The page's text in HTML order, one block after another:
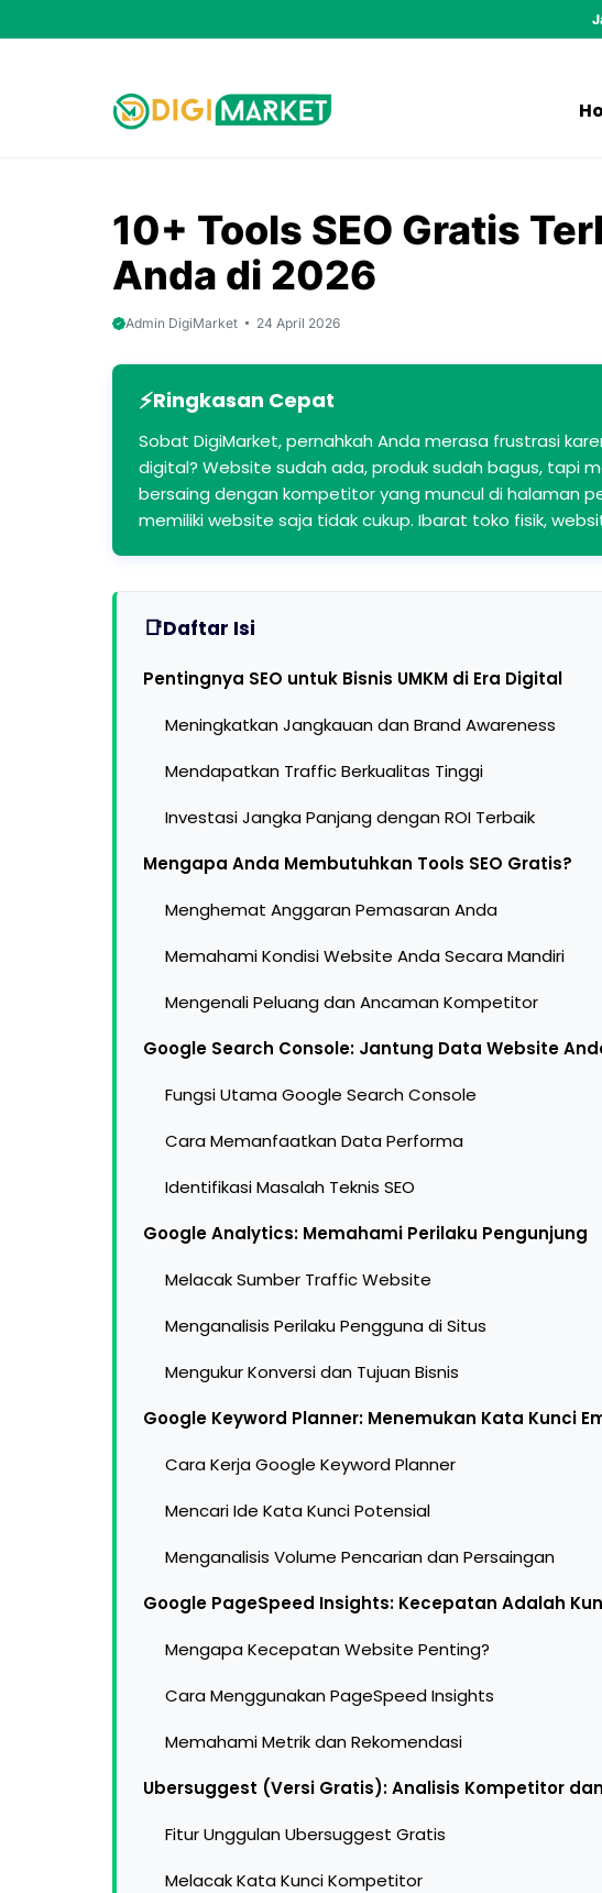
to
10+ Tools SEO Gratis
Anda di 2026
Admin DigiMarket 24 April 2026
Ringkasan Cepat
Sobat DigiMarket, pernahkah Anda merasa frustrasi
digital? Website sudah ada, produk sudah bagus, tapi
bersaing dengan kompetitor yang muncul di halaman
memiliki website saja tidak cukup. Ibarat toko fisik,
Daftar Isi
Pentingnya SEO untuk Bisnis UMKM di Era Digital
Meningkatkan Jangkauan dan Brand Awareness
Mendapatkan Traffic Berkualitas Tinggi
Investasi Jangka Panjang dengan ROI Terbaik
Mengapa Anda Membutuhkan Tools SEO Gratis?
Menghemat Anggaran Pemasaran Anda
Memahami Kondisi Website Anda Secara Mandiri
Mengenali Peluang dan Ancaman Kompetitor
Google Search Console: Jantung Data Website
Fungsi Utama Google Search Console
Cara Memanfaatkan Data Performa
Identifikasi Masalah Teknis SEO
Google Analytics: Memahami Perilaku Pengunjung
Melacak Sumber Traffic Website
Menganalisis Perilaku Pengguna di Situs
Mengukur Konversi dan Tujuan Bisnis
Google Keyword Planner: Menemukan Kata Kunci
Cara Kerja Google Keyword Planner
Mencari Ide Kata Kunci Potensial
Menganalisis Volume Pencarian dan Persaingan
Google PageSpeed Insights: Kecepatan Adalah
Mengapa Kecepatan Website Penting?
Cara Menggunakan PageSpeed Insights
Memahami Metrik dan Rekomendasi
Ubersuggest (Versi Gratis): Analisis Kompetitor
Fitur Unggulan Ubersuggest Gratis
Melacak Kata Kunci Kompetitor